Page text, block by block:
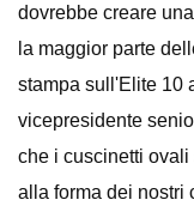
dovrebbe creare
la maggior parte
stampa sull'Elite 10
vicepresidente
che i cuscinetti
alla forma dei nostri